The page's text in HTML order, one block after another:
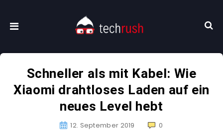
Schneller als mit Kabel: Wie
Xiaomi drahtloses Laden auf ein
neues Level hebt
12. September 2019 0